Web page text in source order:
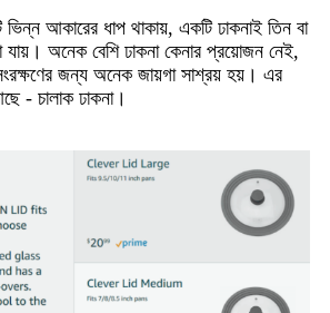
ভিন্ন আকারের ধাপ থাকায়, একটি ঢাকনাই তিন বা
যায়। অনেক বেশি ঢাকনা কেনার প্রয়োজন নেই,
জন্য অনেক জায়গা সাশ্রয় হয়। এর
- চালাক ঢাকনা।